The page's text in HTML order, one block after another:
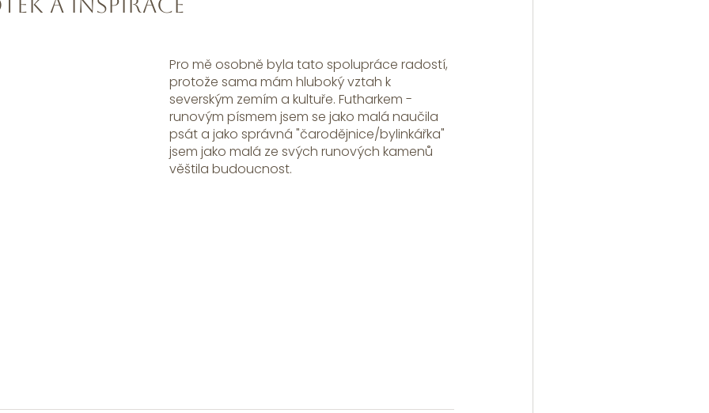
Pro mě osobně byla tato spolupráce radostí,
protože sama mám hluboký vztah k
severským zemím a kultuře. Futharkem -
runovým písmem jsem se jako malá naučila
psát a jako správná "čarodějnice/bylinkářka"
jsem jako malá ze svých runových kamenů
věštila budoucnost.